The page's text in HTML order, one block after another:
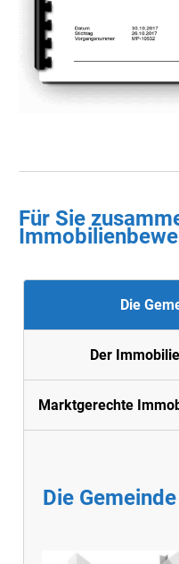
Für Sie
Die
Der
Marktgerechte
Die Gemeinde